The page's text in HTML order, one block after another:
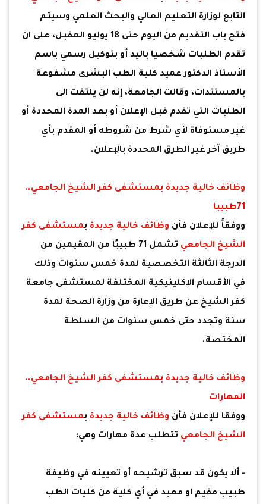
التابع لوزارة التعليم العالي والبحث العلمي وسيتم
فتح باب التقديم من اليوم حتى 18 يوليو المقبل، على ان
تقدم الطلبات شخصيا باليد أو بتوكيل رسمي باسم
الأستاذ الدكتور عميد كلية الطب البشرى مشفوعة
بالمستندات، وقالت الجامعة، إنه لن يلتفت الى
الطلبات التي تقدم قبل الإعلان أو بعد المدة المحددة أو
غير مستوفاة لأي شرط من شروطه أو المقدم بأي
طريق آخر غير الطرق المحددة بالإعلان.
وظائف خالية جديدة بمستشفى كفر الشيخ الجامعي..
71طبيبا
ووفقاً للإعلان فأن وظائف خالية جديدة بمستشفى كفر
الشيخ الجامعي
تشمل 71 طبيبًا من المقيمين من
الدرجة الثالثة التخصصية لمدة خمس سنوات وذلك
في الأقسام الإكلينيكية المختلفة لمستشفى جامعة
كفر الشيخ عن طريق الإعارة من وزارة الصحة لمدة
سنة وتجدد حتى خمس سنوات من السلطة
المختصة.
وظائف خالية جديدة بمستشفى كفر الشيخ الجامعي..
المهارات
ووفقا للإعلان فأن وظائف خالية جديدة بمستشفى كفر
الشيخ الجامعي تتطلب عدة مهارات وهي:
- ألا يكون قد سبق ترشيحه أو تعيينه في وظيفة
طبيب مقيم او معيد في أي كلية من كليات الطب